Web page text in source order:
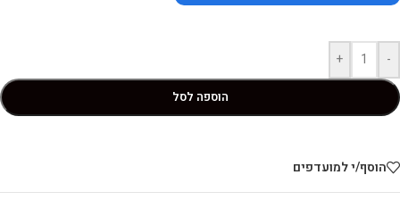
-
+
הוספה לסל
הוסף/י למועדפים